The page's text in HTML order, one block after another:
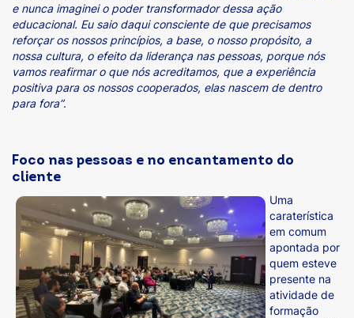
e nunca imaginei o poder transformador dessa ação
educacional. Eu saio daqui consciente de que precisamos
reforçar os nossos princípios, a base, o nosso propósito, a
nossa cultura, o efeito da liderança nas pessoas, porque nós
vamos reafirmar o que nós acreditamos, que a experiência
positiva para os nossos cooperados, elas nascem de dentro
para fora”.
Foco nas pessoas e no encantamento do
cliente
Uma
caraterística
em comum
apontada por
quem esteve
presente na
atividade de
formação